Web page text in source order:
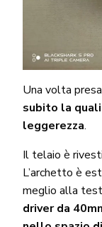
Una volta
subito la
leggerezza.
Il telaio è
L’archetto è
meglio alla
driver da